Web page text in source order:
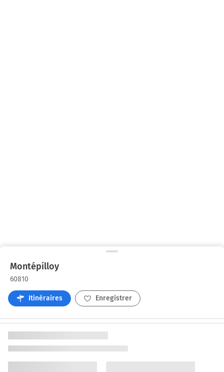
Montépilloy
60810
Itinéraires Enregistrer